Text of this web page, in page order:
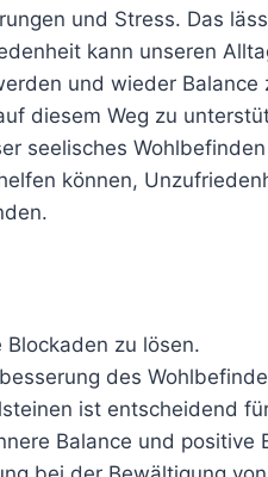
und Stress. Das
kann unseren
und wieder
diesem Weg zu
seelisches
können,
zu lösen.
des
ist entscheidend
Balance und positive